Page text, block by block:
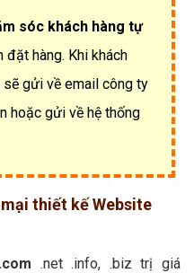
sóc khách hàng tự
đặt hàng. Khi khách
sẽ gửi về email công ty
hoặc gửi về hệ thống
thiết kế Website
.net .info, .biz trị giá